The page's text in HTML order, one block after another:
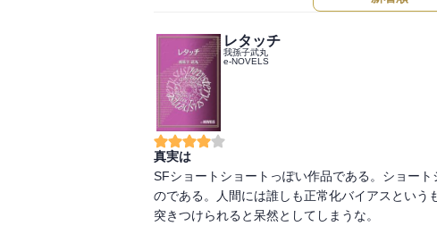
レタッチ
我孫子武丸
e-NOVELS
真実は
SFショートショートっぽい作品である。ショー
のである。人間には誰しも正常化バイアスとい
突きつけられると呆然としてしまうな。